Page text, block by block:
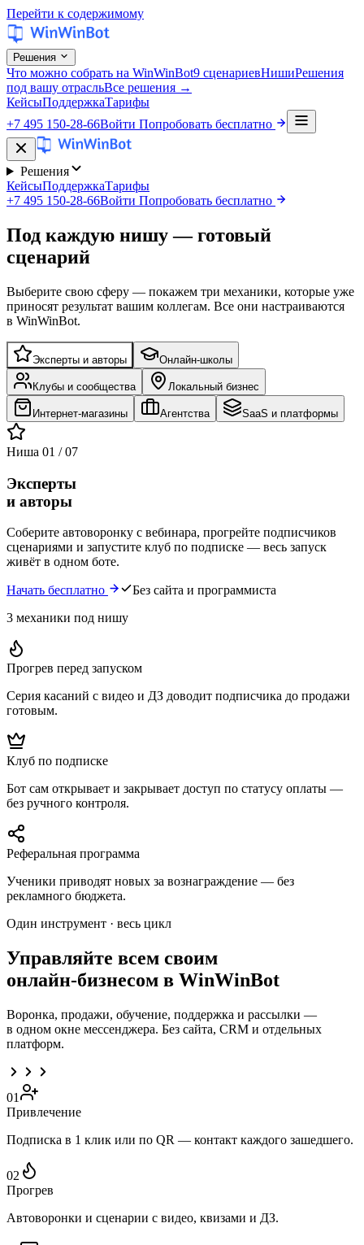
Перейти к содержимому
Решения
Что можно собрать на WinWinBot9 сценариевНишиРешения
под вашу отрасльВсе решения →
КейсыПоддержкаТарифы
+7 495 150-28-66Войти Попробовать бесплатно
Решения
КейсыПоддержкаТарифы
+7 495 150-28-66Войти Попробовать бесплатно
Под каждую нишу —готовый
сценарий
Выберите свою сферу — покажем три механики, которые уже
приносят результат вашим коллегам. Все они настраиваются
в WinWinBot.
Эксперты и авторы Онлайн-школы
Клубы и сообщества Локальный бизнес
Интернет-магазины Агентства SaaS и платформы
Ниша 01 / 07
Эксперты
и авторы
Соберите автоворонку с вебинара, прогрейте подписчиков
сценариями и запустите клуб по подписке — весь запуск
живёт в одном боте.
Начать бесплатно
Без сайта и программиста
3 механики под нишу
Прогрев перед запуском
Серия касаний с видео и ДЗ доводит подписчика до продажи
готовым.
Клуб по подписке
Бот сам открывает и закрывает доступ по статусу оплаты —
без ручного контроля.
Реферальная программа
Ученики приводят новых за вознаграждение — без
рекламного бюджета.
Один инструмент · весь цикл
Управляйте всем своим
онлайн-бизнесом в WinWinBot
Воронка, продажи, обучение, поддержка и рассылки —
в одном окне мессенджера. Без сайта, CRM и отдельных
платформ.
01
Привлечение
Подписка в 1 клик или по QR — контакт каждого зашедшего.
02
Прогрев
Автоворонки и сценарии с видео, квизами и ДЗ.